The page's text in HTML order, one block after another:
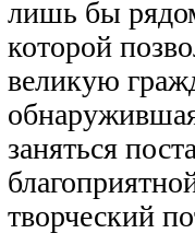
лишь бы
которой
великую
заняться
творческий